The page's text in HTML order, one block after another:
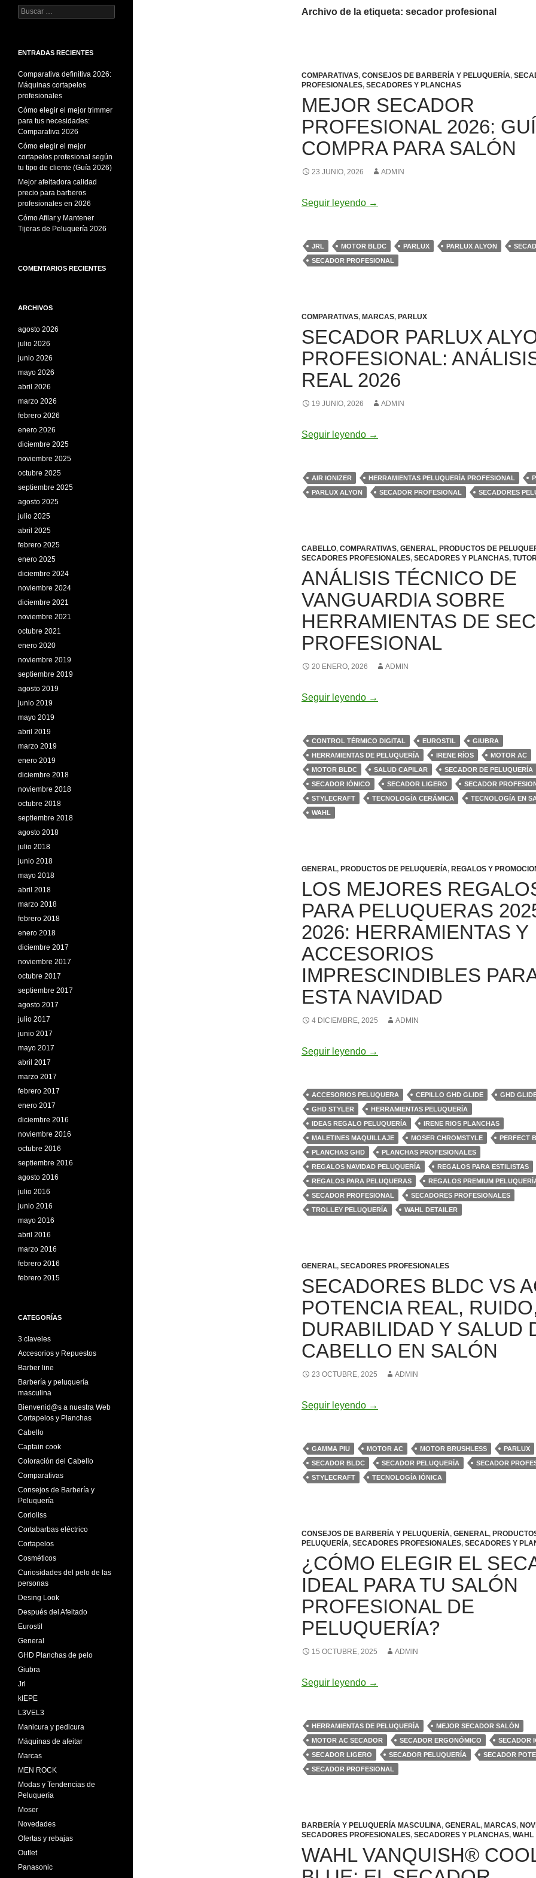
Archivo de la etiqueta: secador profesional
COMPARATIVAS, CONSEJOS DE BARBERÍA Y PELUQUERÍA,
PROFESIONALES, SECADORES Y PLANCHAS
MEJOR SECADOR
PROFESIONAL 2026:
COMPRA PARA SALÓN
23 JUNIO, 2026 ADMIN
Seguir leyendo Mejor secador profesional 2026: guía
→
JRL MOTOR BLDC PARLUX PARLUX ALYON
SECADOR PROFESIONAL
COMPARATIVAS, MARCAS, PARLUX
SECADOR PARLUX
PROFESIONAL:
REAL 2026
19 JUNIO, 2026 ADMIN
Seguir leyendo Secador Parlux Alyon profesional:
→
AIR IONIZER HERRAMIENTAS PELUQUERÍA PROFESIONAL
PARLUX ALYON
SECADOR PROFESIONAL SECADORES
CABELLO, COMPARATIVAS, GENERAL, PRODUCTOS DE
SECADORES PROFESIONALES, SECADORES Y PLANCHAS,
ANÁLISIS TÉCNICO DE
VANGUARDIA SOBRE
HERRAMIENTAS DE
PROFESIONAL
20 ENERO, 2026 ADMIN
Seguir leyendo Análisis Técnico de Vanguardia sobre
→
CONTROL TÉRMICO DIGITAL EUROSTIL
GIUBRA
HERRAMIENTAS DE PELUQUERÍA
IRENE RÍOS
MOTOR AC
MOTOR BLDC
SALUD CAPILAR
SECADOR DE PELUQUERÍA
SECADOR IÓNICO
SECADOR LIGERO
SECADOR
STYLECRAFT
TECNOLOGÍA CERÁMICA
TECNOLOGÍA EN
WAHL
GENERAL, PRODUCTOS DE PELUQUERÍA, REGALOS Y
LOS MEJORES
PARA PELUQUERAS
2026: HERRAMIENTAS Y
ACCESORIOS
IMPRESCINDIBLES
ESTA NAVIDAD
4 DICIEMBRE, 2025 ADMIN
Seguir leyendo Los mejores regalos para peluqueras
→
ACCESORIOS PELUQUERA CEPILLO GHD GLIDE
GHD
GHD STYLER
HERRAMIENTAS PELUQUERÍA
IDEAS REGALO PELUQUERÍA
IRENE RIOS PLANCHAS
MALETINES MAQUILLAJE
MOSER CHROMSTYLE
PERFECT
PLANCHAS GHD
PLANCHAS PROFESIONALES
REGALOS NAVIDAD PELUQUERÍA
REGALOS PARA ESTILISTAS
REGALOS PARA PELUQUERAS
REGALOS PREMIUM
SECADOR PROFESIONAL
SECADORES PROFESIONALES
TROLLEY PELUQUERÍA
WAHL DETAILER
GENERAL, SECADORES PROFESIONALES
SECADORES BLDC VS
POTENCIA REAL,
DURABILIDAD Y SALUD
CABELLO EN SALÓN
23 OCTUBRE, 2025 ADMIN
Seguir leyendo Secadores BLDC vs AC: potencia
→
GAMMA PIU MOTOR AC MOTOR BRUSHLESS
PARLUX
SECADOR BLDC
SECADOR PELUQUERÍA
SECADOR
STYLECRAFT
TECNOLOGÍA IÓNICA
CONSEJOS DE BARBERÍA Y PELUQUERÍA, GENERAL,
PELUQUERÍA, SECADORES PROFESIONALES, SECADORES Y
¿CÓMO ELEGIR EL
IDEAL PARA TU SALÓN
PROFESIONAL DE
PELUQUERÍA?
15 OCTUBRE, 2025 ADMIN
Seguir leyendo ¿Cómo elegir el secador ideal para tu
→
HERRAMIENTAS DE PELUQUERÍA
MEJOR SECADOR SALÓN
MOTOR AC SECADOR
SECADOR ERGONÓMICO
SECADOR
SECADOR LIGERO
SECADOR PELUQUERÍA
SECADOR
SECADOR PROFESIONAL
BARBERÍA Y PELUQUERÍA MASCULINA, GENERAL, MARCAS,
SECADORES PROFESIONALES, SECADORES Y PLANCHAS, WAHL
WAHL VANQUISH®
Buscar:
ENTRADAS RECIENTES
Comparativa definitiva 2026:
Máquinas cortapelos
profesionales
Cómo elegir el mejor trimmer
para tus necesidades:
Comparativa 2026
Cómo elegir el mejor
cortapelos profesional según
tu tipo de cliente (Guía 2026)
Mejor afeitadora calidad
precio para barberos
profesionales en 2026
Cómo Afilar y Mantener
Tijeras de Peluquería 2026
COMENTARIOS RECIENTES
ARCHIVOS
agosto 2026
julio 2026
junio 2026
mayo 2026
abril 2026
marzo 2026
febrero 2026
enero 2026
diciembre 2025
noviembre 2025
octubre 2025
septiembre 2025
agosto 2025
julio 2025
abril 2025
febrero 2025
enero 2025
diciembre 2024
noviembre 2024
diciembre 2021
noviembre 2021
octubre 2021
enero 2020
noviembre 2019
septiembre 2019
agosto 2019
junio 2019
mayo 2019
abril 2019
marzo 2019
enero 2019
diciembre 2018
noviembre 2018
octubre 2018
septiembre 2018
agosto 2018
julio 2018
junio 2018
mayo 2018
abril 2018
marzo 2018
febrero 2018
enero 2018
diciembre 2017
noviembre 2017
octubre 2017
septiembre 2017
agosto 2017
julio 2017
junio 2017
mayo 2017
abril 2017
marzo 2017
febrero 2017
enero 2017
diciembre 2016
noviembre 2016
octubre 2016
septiembre 2016
agosto 2016
julio 2016
junio 2016
mayo 2016
abril 2016
marzo 2016
febrero 2016
febrero 2015
CATEGORÍAS
3 claveles
Accesorios y Repuestos
Barber line
Barbería y peluquería
masculina
Bienvenid@s a nuestra Web
Cortapelos y Planchas
Cabello
Captain cook
Coloración del Cabello
Comparativas
Consejos de Barbería y
Peluquería
Corioliss
Cortabarbas eléctrico
Cortapelos
Cosméticos
Curiosidades del pelo de las
personas
Desing Look
Después del Afeitado
Eurostil
General
GHD Planchas de pelo
Giubra
Jrl
kIEPE
L3VEL3
Manicura y pedicura
Máquinas de afeitar
Marcas
MEN ROCK
Modas y Tendencias de
Peluquería
Moser
Novedades
Ofertas y rebajas
Outlet
Panasonic